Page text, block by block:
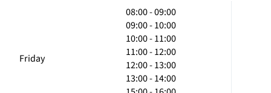
Friday
08:00 - 09:00
09:00 - 10:00
10:00 - 11:00
11:00 - 12:00
12:00 - 13:00
13:00 - 14:00